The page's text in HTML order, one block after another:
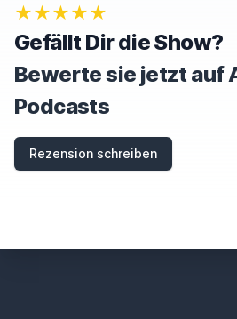
★★★★★
Gefällt Dir die Show?
Bewerte sie jetzt auf
Podcasts
Rezension schreiben